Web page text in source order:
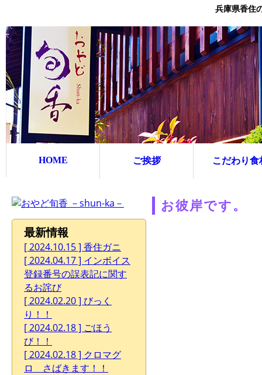
兵庫県香住
HOME ご挨拶 こだわり食
お彼岸です。
最新情報
[ 2024.10.15 ] 香住ガニ
[ 2024.04.17 ] インボイス
登録番号の誤表記に関す
るお詫び
[ 2024.02.20 ] びっく
り！！
[ 2024.02.18 ] ごほう
び！！
[ 2024.02.18 ] クロマグ
ロ さばきます！！